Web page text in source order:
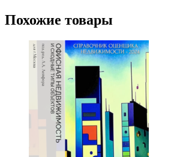
Похожие товары